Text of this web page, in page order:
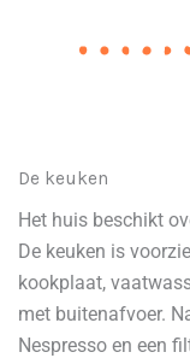
De keuken
Het huis beschikt
De keuken is
kookplaat,
met buitenafvoer.
Nespresso en een